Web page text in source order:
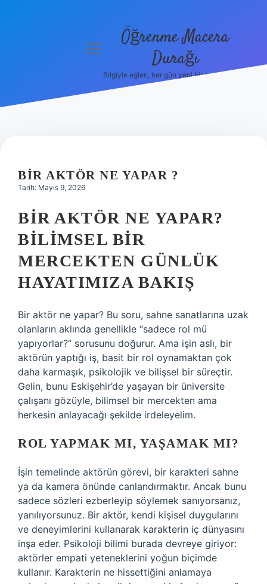
Hakkımızda
menüyü Öğrenme Macera
Durağı
Bilgiyle eğlen, her gün yeni bir şeyler öğren!
BIR AKTÖR NE YAPAR ?
Tarih: Mayıs 9, 2026
BIR AKTÖR NE YAPAR?
BILIMSEL BIR
MERCEKTEN GÜNLÜK
HAYATIMIZA BAKIŞ
Bir aktör ne yapar? Bu soru, sahne sanatlarına uzak
olanların aklında genellikle “sadece rol mü
yapıyorlar?” sorusunu doğurur. Ama işin aslı, bir
aktörün yaptığı iş, basit bir rol oynamaktan çok
daha karmaşık, psikolojik ve bilişsel bir süreçtir.
Gelin, bunu Eskişehir’de yaşayan bir üniversite
çalışanı gözüyle, bilimsel bir mercekten ama
herkesin anlayacağı şekilde irdeleyelim.
ROL YAPMAK MI, YAŞAMAK MI?
İşin temelinde aktörün görevi, bir karakteri sahne
ya da kamera önünde canlandırmaktır. Ancak bunu
sadece sözleri ezberleyip söylemek sanıyorsanız,
yanılıyorsunuz. Bir aktör, kendi kişisel duygularını
ve deneyimlerini kullanarak karakterin iç dünyasını
inşa eder. Psikoloji bilimi burada devreye giriyor:
aktörler empati yeteneklerini yoğun biçimde
kullanır. Karakterin ne hissettiğini anlamaya